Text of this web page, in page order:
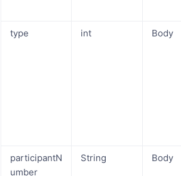
type int Body
participantN
umber
String Body